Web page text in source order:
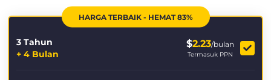
HARGA TERBAIK - HEMAT 83%
3 Tahun
+ 4 Bulan
$2.23/bulan
Termasuk PPN